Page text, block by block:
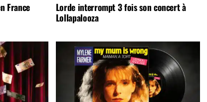
France
Lorde interrompt 3 fois son concert à
Lollapalooza